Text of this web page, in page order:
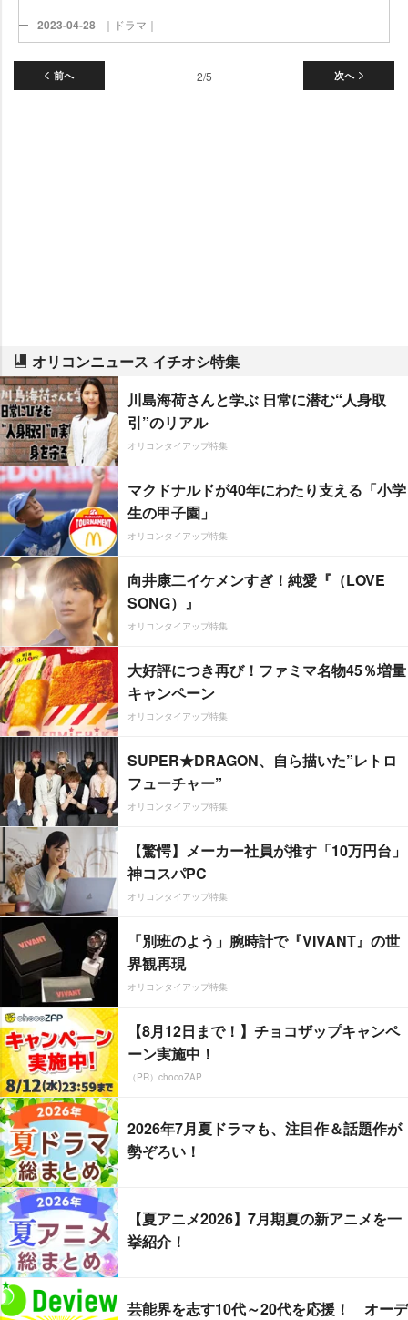
2023-04-28 ｜ドラマ｜
前へ 次へ
2/5
オリコンニュース イチオシ特集
川島海荷さんと学ぶ 日常に潜む“人身取
引”のリアル
オリコンタイアップ特集
マクドナルドが40年にわたり支える「小学
生の甲子園」
オリコンタイアップ特集
向井康二イケメンすぎ！純愛『（LOVE
SONG）』
オリコンタイアップ特集
大好評につき再び！ファミマ名物45％増量
キャンペーン
オリコンタイアップ特集
SUPER★DRAGON、自ら描いた”レトロ
フューチャー”
オリコンタイアップ特集
【驚愕】メーカー社員が推す「10万円台」
神コスパPC
オリコンタイアップ特集
「別班のよう」腕時計で『VIVANT』の世
界観再現
オリコンタイアップ特集
【8月12日まで！】チョコザップキャンペ
ーン実施中！
（PR）chocoZAP
2026年7月夏ドラマも、注目作＆話題作が
勢ぞろい！
【夏アニメ2026】7月期夏の新アニメを一
挙紹介！
芸能界を志す10代～20代を応援！ オーデ